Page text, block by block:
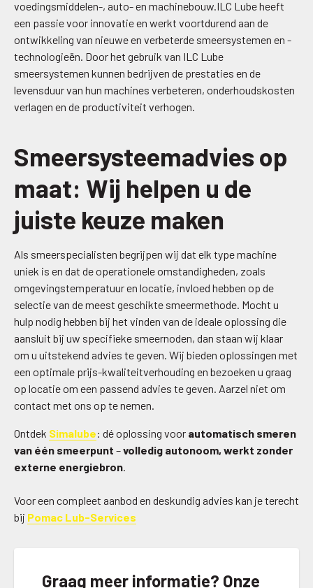
voedingsmiddelen-, auto- en machinebouw.ILC Lube heeft
een passie voor innovatie en werkt voortdurend aan de
ontwikkeling van nieuwe en verbeterde smeersystemen en -
technologieën. Door het gebruik van ILC Lube
smeersystemen kunnen bedrijven de prestaties en de
levensduur van hun machines verbeteren, onderhoudskosten
verlagen en de productiviteit verhogen.
Smeersysteemadvies op
maat: Wij helpen u de
juiste keuze maken
Als smeerspecialisten begrijpen wij dat elk type machine
uniek is en dat de operationele omstandigheden, zoals
omgevingstemperatuur en locatie, invloed hebben op de
selectie van de meest geschikte smeermethode. Mocht u
hulp nodig hebben bij het vinden van de ideale oplossing die
aansluit bij uw specifieke smeernoden, dan staan wij klaar
om u uitstekend advies te geven. Wij bieden oplossingen met
een optimale prijs-kwaliteitverhouding en bezoeken u graag
op locatie om een passend advies te geven. Aarzel niet om
contact met ons op te nemen.
Ontdek Simalube: dé oplossing voor automatisch smeren
van één smeerpunt –volledig autonoom, werkt zonder
externe energiebron.
Voor een compleet aanbod en deskundig advies kan je terecht
bij Pomac Lub-Services
Graag meer informatie? Onze